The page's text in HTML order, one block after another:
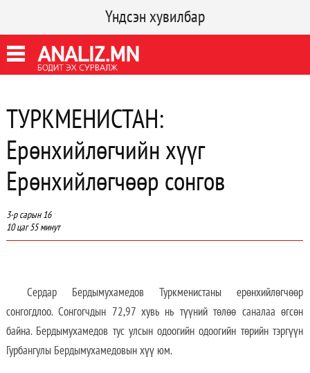
Үндсэн хувилбар
ТУРКМЕНИСТАН:
Ерөнхийлөгчийн хүүг
Ерөнхийлөгчөөр сонгов
3-р сарын 16
10 цаг 55 минут
Сердар Бердымухамедов Туркменистаны ерөнхийлөгчөөр
сонгогдлоо. Сонгогчдын 72,97 хувь нь түүний төлөө саналаа өгсөн
байна. Бердымухамедов тус улсын одоогийн одоогийн төрийн тэргүүн
Гурбангулы Бердымухамедовын хүү юм.